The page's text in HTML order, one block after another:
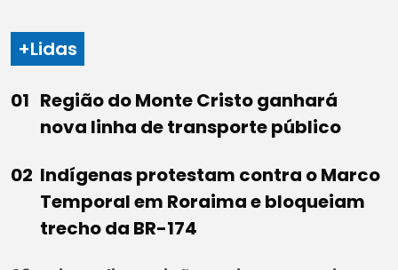
+Lidas
Região do Monte Cristo ganhará
nova linha de transporte público
Indígenas protestam contra o Marco
Temporal em Roraima e bloqueiam
trecho da BR-174